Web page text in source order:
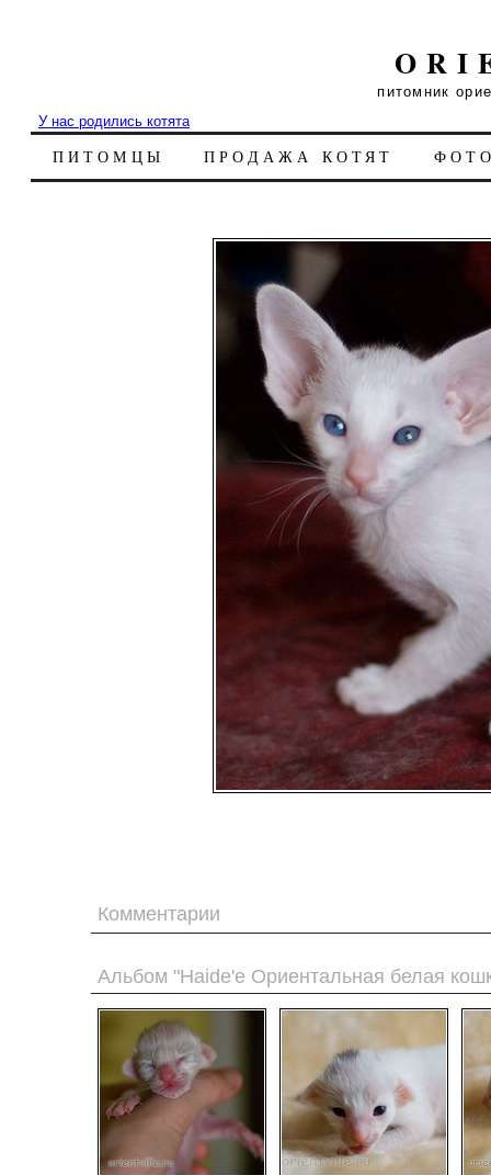
питомник
У нас родились котята
ПИТОМЦЫ ПРОДАЖА КОТЯТ
Комментарии
Альбом "Haide'e Ориентальная белая